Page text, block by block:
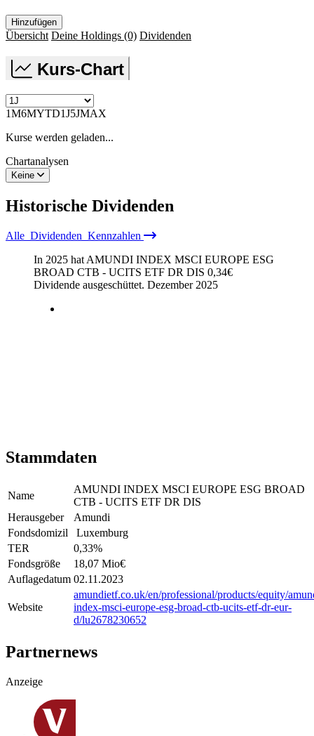
Hinzufügen
Übersicht Deine Holdings (0) Dividenden
Kurs-Chart
1M6MYTD1J5JMAX
Kurse werden geladen...
Chartanalysen
Keine
Historische Dividenden
Alle Dividenden Kennzahlen
In 2025 hat AMUNDI INDEX MSCI EUROPE ESG
BROAD CTB - UCITS ETF DR DIS 0,34€
Dividende ausgeschüttet. Dezember 2025
Stammdaten
Name
AMUNDI INDEX MSCI EUROPE ESG BROAD
CTB - UCITS ETF DR DIS
Herausgeber
Amundi
Fondsdomizil
Luxemburg
TER
0,33%
Fondsgröße
18,07 Mio€
Auflagedatum 02.11.2023
Website
amundietf.co.uk/en/professional/products/equity/
index-msci-europe-esg-broad-ctb-ucits-etf-dr-eur-
d/lu2678230652
Partnernews
Anzeige